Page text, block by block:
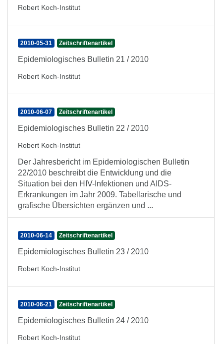
Robert Koch-Institut
2010-05-31 Zeitschriftenartikel
Epidemiologisches Bulletin 21 / 2010
Robert Koch-Institut
2010-06-07 Zeitschriftenartikel
Epidemiologisches Bulletin 22 / 2010
Robert Koch-Institut
Der Jahresbericht im Epidemiologischen Bulletin
22/2010 beschreibt die Entwicklung und die
Situation bei den HIV-Infektionen und AIDS-
Erkrankungen im Jahr 2009. Tabellarische und
grafische Übersichten ergänzen und ...
2010-06-14 Zeitschriftenartikel
Epidemiologisches Bulletin 23 / 2010
Robert Koch-Institut
2010-06-21 Zeitschriftenartikel
Epidemiologisches Bulletin 24 / 2010
Robert Koch-Institut